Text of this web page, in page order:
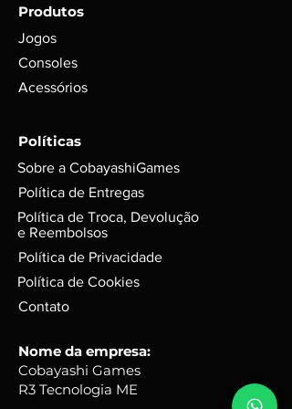
funcionamento em foto;
Para itens mais novos, não é
digitais foram ou não foram
utilizados. Exemplo: códigos, DLC’s
selo de garantia intacto;
Alguns produtos podem possui
riscos e sinais do tempo, mas
jogos em disco, podem possuir
performance do jogo.
Caixas e Embalagens:
Podem possuir pequenas avarias,
Produtos
Jogos
Consoles
Acessórios
Políticas
Sobre a CobayashiGames
Política de Entregas
Política de Troca, Devolução
e Reembolsos
Política de Privacidade
Política de Cookies
Contato
Nome da empresa:
Cobayashi Games
R3 Tecnologia ME